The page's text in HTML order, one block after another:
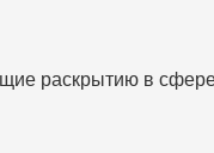
раскрытию в